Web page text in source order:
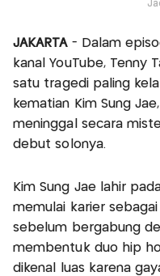
JAKARTA - Dalam
kanal YouTube, Tenny
satu tragedi paling
kematian Kim Sung
meninggal secara
debut solonya.
Kim Sung Jae lahir
memulai karier
sebelum bergabung
membentuk duo hip
dikenal luas karena